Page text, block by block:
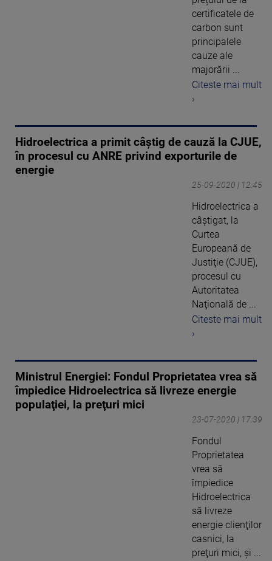
certificatele de
carbon sunt
principalele
cauze ale
majorării ...
Citeste mai mult
›
Hidroelectrica a primit câștig de cauză la CJUE,
în procesul cu ANRE privind exporturile de
energie
25-09-2020 | 12:45
Hidroelectrica a
câştigat, la
Curtea
Europeană de
Justiţie (CJUE),
procesul cu
Autoritatea
Naţională de ...
Citeste mai mult
›
Ministrul Energiei: Fondul Proprietatea vrea să
împiedice Hidroelectrica să livreze energie
populaţiei, la preţuri mici
23-07-2020 | 17:39
Fondul
Proprietatea
vrea să
împiedice
Hidroelectrica
să livreze
energie clienţilor
casnici, la
preţuri mici, şi ...